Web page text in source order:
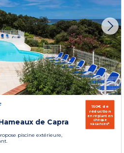
de Capra
piscine extérieure,
150€ de
réduction
en réglant en
chèque
vacances*